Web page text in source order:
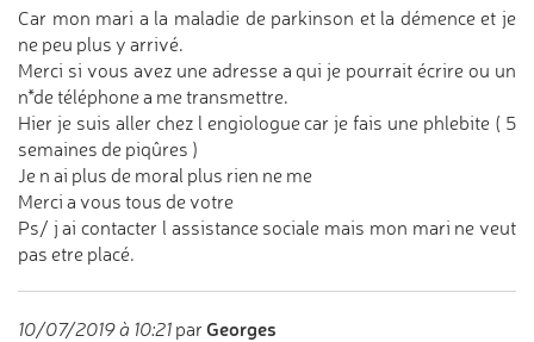
Car mon mari a la maladie de parkinson et la démence et je
ne peu plus y arrivé.
Merci si vous avez une adresse a qui je pourrait écrire ou un
n*de téléphone a me transmettre.
Hier je suis aller chez l engiologue car je fais une phlebite ( 5
semaines de piqûres )
Je n ai plus de moral plus rien ne me
Merci a vous tous de votre
Ps/ j ai contacter l assistance sociale mais mon mari ne veut
pas etre placé.
10/07/2019 à 10:21 par Georges